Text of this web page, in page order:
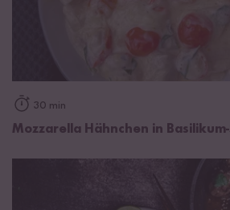
30 min
Mozzarella Hähnchen in